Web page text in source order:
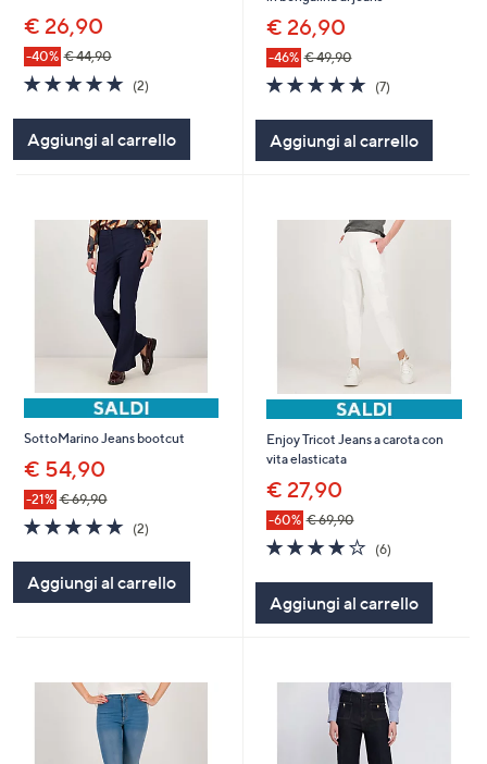
€ 26,90
-40% € 44,90
5.0
of
5
Stars
(2)
Aggiungi al carrello
€ 26,90
-46% € 49,90
4.9
of
5
Stars
(7)
Aggiungi al carrello
SottoMarino Jeans bootcut
€ 54,90
-21% € 69,90
5.0
of
5
Stars
(2)2
Aggiungi al carrello
Enjoy Tricot Jeans a carota con
vita elasticata
€ 27,90
-60% € 69,90
3.8
of
5
Stars
(6)6
Aggiungi al carrello